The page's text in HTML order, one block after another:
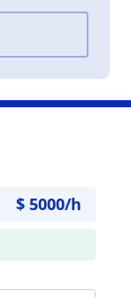
$ 5000/h